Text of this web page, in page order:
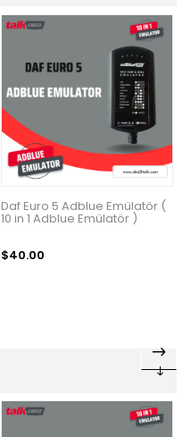
Daf Euro 5 Adblue Emülatör (
10 in 1 Adblue Emülatör )
$40.00